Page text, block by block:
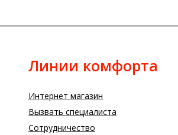
Линии комфорта
Интернет магазин
Вызвать специалиста
Сотрудничество